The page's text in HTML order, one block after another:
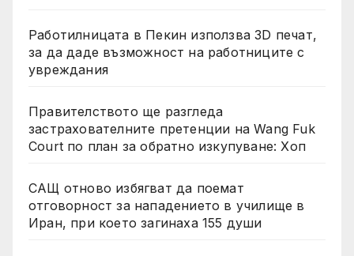
Работилницата в Пекин използва 3D печат,
за да даде възможност на работниците с
увреждания
Правителството ще разгледа
застрахователните претенции на Wang Fuk
Court по план за обратно изкупуване: Хоп
САЩ отново избягват да поемат
отговорност за нападението в училище в
Иран, при което загинаха 155 души